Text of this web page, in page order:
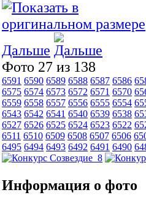
Дальше
Фото 27 из 138
6591 6590 6589 6588 6587 6586
6575 6574 6573 6572 6571 6570
6559 6558 6557 6556 6555 6554
6543 6542 6541 6540 6539 6538
6527 6526 6525 6524 6523 6522
6511 6510 6509 6508 6507 6506
6495 6494 6493 6492 6491 6490
Информация о фото